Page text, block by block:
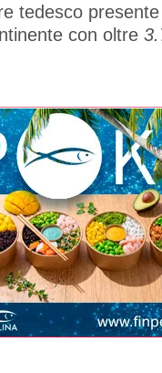
tedesco presente
con oltre